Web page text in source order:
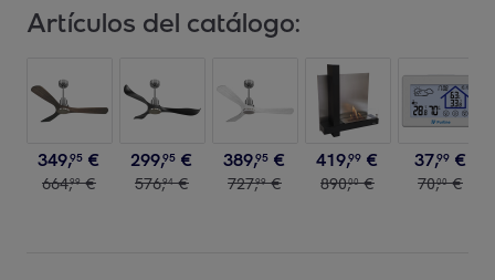
Artículos del catálogo:
349,95 €
664,99 €
299,95 €
576,94 €
389,95 €
727,99 €
419,99 €
890,00 €
37,99 €
70,00 €